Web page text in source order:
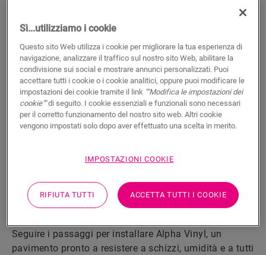
e Hydrostrip. Il battiscopa è disponibile anche in versione
bianca verniciabile (QSSKPAINT).
Dimensioni
Documenti
Una finitura idrofuga in 5 semplici
passaggi
Seguire i passaggi per installare Alpha Vinyl, un
pavimento pronto a resistere a schizzi, umidità e a tutti
Sì...utilizziamo i cookie
Questo sito Web utilizza i cookie per migliorare la tua esperienza di
navigazione, analizzare il traffico sul nostro sito Web, abilitare la
condivisione sui social e mostrare annunci personalizzati. Puoi
accettare tutti i cookie o i cookie analitici, oppure puoi modificare le
impostazioni dei cookie tramite il link ""Modifica le impostazioni dei
cookie""di seguito. I cookie essenziali e funzionali sono necessari
per il corretto funzionamento del nostro sito web. Altri cookie
vengono impostati solo dopo aver effettuato una scelta in merito.
IMPOSTAZIONI COOKIE
RIFIUTA TUTTI ACCETTA TUTTI I COOKIE